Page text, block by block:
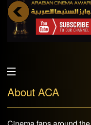
About ACA